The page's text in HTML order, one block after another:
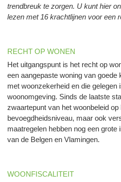
trendbreuk te zorgen. U kunt hier
lezen met 16 krachtlijnen voor een
RECHT OP WONEN
Het uitgangspunt is het recht op
een aangepaste woning van goede
met woonzekerheid en die gelegen
woonomgeving. Sinds de laatste
zwaartepunt van het woonbeleid
bevoegdheidsniveau, maar ook
maatregelen hebben nog een
van de Belgen en Vlamingen.
WOONFISCALITEIT